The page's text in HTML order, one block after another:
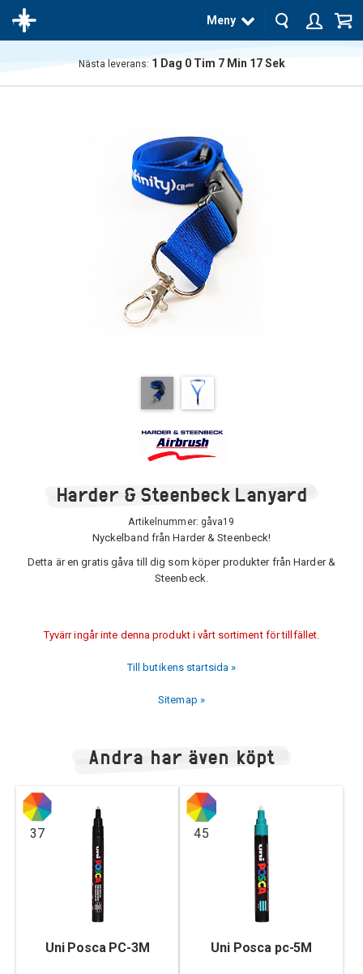
Meny
Nästa leverans: 1 Dag 0Tim 7Min 17Sek
Harder & Steenbeck Lanyard
Artikelnummer: gåva19
Nyckelband från Harder & Steenbeck!
Detta är en gratis gåva till dig som köper produkter från Harder &
Steenbeck.
Tyvärr ingår inte denna produkt i vårt sortiment för tillfället.
Till butikens startsida »
Sitemap »
Andra har även köpt
37
Uni Posca PC-3M
45
Uni Posca pc-5M